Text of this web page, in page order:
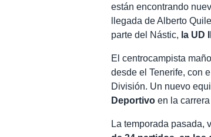
están encontrando
llegada de Alberto
parte del Nástic, la UD
El centrocampista
desde el Tenerife, con
División. Un nuevo
Deportivo en la
La temporada pasada,